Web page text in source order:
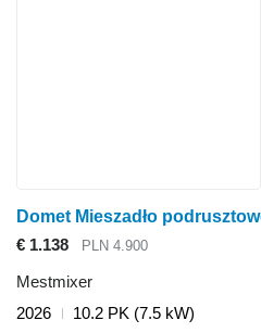
Domet Mieszadło
€ 1.138
PLN 4.900
Mestmixer
2026
10.2 PK (7.5 kW)